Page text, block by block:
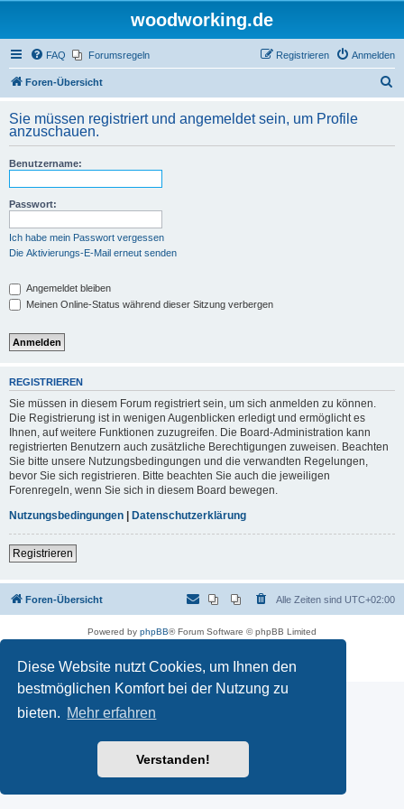
Diese Website nutzt Cookies, um Ihnen den
bestmöglichen Komfort bei der Nutzung zu
bieten. Mehr erfahren
Verstanden!
woodworking.de
FAQ Forumsregeln Anmelden
Registrieren
Foren-Übersicht
h
Sie müssen registriert und angemeldet sein, um Profile
anzuschauen.
Benutzername:
Passwort:
Ich habe mein Passwort vergessen
Die Aktivierungs-E-Mail erneut senden
Angemeldet bleiben
Meinen Online-Status während dieser Sitzung verbergen
REGISTRIEREN
Sie müssen in diesem Forum registriert sein, um sich anmelden zu können.
Die Registrierung ist in wenigen Augenblicken erledigt und ermöglicht es
Ihnen, auf weitere Funktionen zuzugreifen. Die Board-Administration kann
registrierten Benutzern auch zusätzliche Berechtigungen zuweisen. Beachten
Sie bitte unsere Nutzungsbedingungen und die verwandten Regelungen,
bevor Sie sich registrieren. Bitte beachten Sie auch die jeweiligen
Forenregeln, wenn Sie sich in diesem Board bewegen.
Nutzungsbedingungen | Datenschutzerklärung
Registrieren
Foren-Übersicht Alle Zeiten sind UTC+02:00
Powered by phpBB® Forum Software © phpBB Limited
Datenschutz|Nutzungsbedingungen